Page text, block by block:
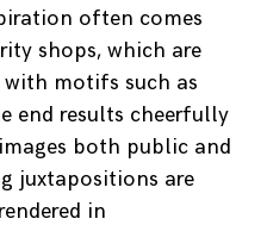
often comes
shops, which are
motifs such as
end results cheerfully
both public and
juxtapositions are
in